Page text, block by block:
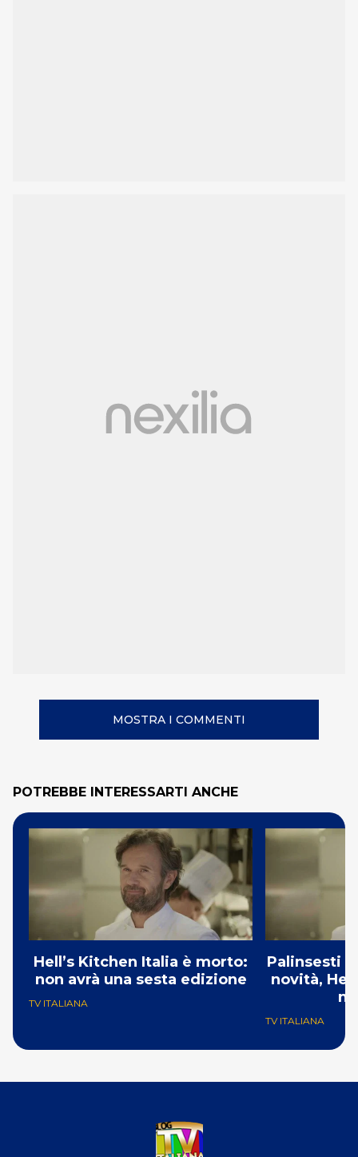
MOSTRA I COMMENTI
POTREBBE INTERESSARTI ANCHE
Hell’s Kitchen Italia è morto:
non avrà una sesta edizione
TV ITALIANA
Palinsesti
novità,
TV ITALIANA